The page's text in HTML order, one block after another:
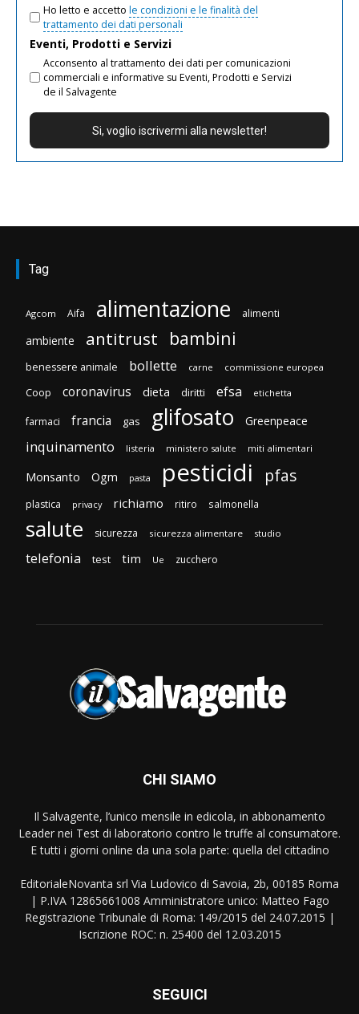
Ho letto e accetto le condizioni e le finalità del
trattamento dei dati personali
Eventi, Prodotti e Servizi
Acconsento al trattamento dei dati per comunicazioni
commerciali e informative su Eventi, Prodotti e Servizi
de il Salvagente
Tag
Agcom Aifa alimentazione alimenti
ambiente antitrust bambini
benessere animale bollette carne commissione europea
Coop coronavirus dieta diritti efsa etichetta
farmaci francia gas glifosato Greenpeace
inquinamento listeria ministero salute miti alimentari
Monsanto Ogm pasta pesticidi pfas
plastica privacy richiamo ritiro salmonella
salute sicurezza sicurezza alimentare studio
telefonia test tim Ue zucchero
CHI SIAMO
Il Salvagente, l’unico mensile in edicola, in abbonamento
Leader nei Test di laboratorio contro le truffe al consumatore.
E tutti i giorni online da una sola parte: quella del cittadino
EditorialeNovanta srl Via Ludovico di Savoia, 2b, 00185 Roma
| P.IVA 12865661008 Amministratore unico: Matteo Fago
Registrazione Tribunale di Roma: 149/2015 del 24.07.2015 |
Iscrizione ROC: n. 25400 del 12.03.2015
SEGUICI